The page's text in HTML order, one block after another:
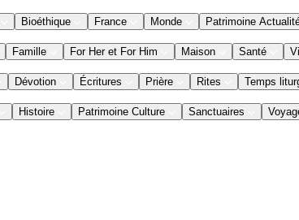
Bioéthique France Monde Patrimoine
Famille For Her et For Him Maison Santé
Dévotion Écritures Prière Rites Temps
Histoire Patrimoine Culture Sanctuaires